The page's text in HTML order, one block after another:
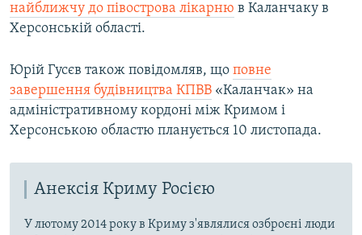
найближчу до півострова лікарню в Каланчаку в
Херсонській області.
Юрій Гусєв також повідомляв, що повне
завершення будівництва КПВВ «Каланчак» на
адміністративному кордоні між Кримом і
Херсонською областю планується 10 листопада.
Анексія Криму Росією
У лютому 2014 року в Криму з'являлися озброєні люди